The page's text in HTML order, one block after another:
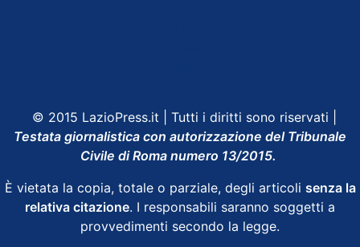
© 2015 LazioPress.it | Tutti i diritti sono riservati |
Testata giornalistica con autorizzazione del Tribunale
Civile di Roma numero 13/2015.
È vietata la copia, totale o parziale, degli articoli senza la
relativa citazione. I responsabili saranno soggetti a
provvedimenti secondo la legge.